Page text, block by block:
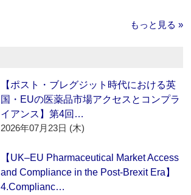
もっと見る »
【ポスト・ブレグジット時代における英
国・EUの医薬品市場アクセスとコンプラ
イアンス】第4回…
2026年07月23日 (木)
【UK–EU Pharmaceutical Market Access
and Compliance in the Post-Brexit Era】
4.Complianc…